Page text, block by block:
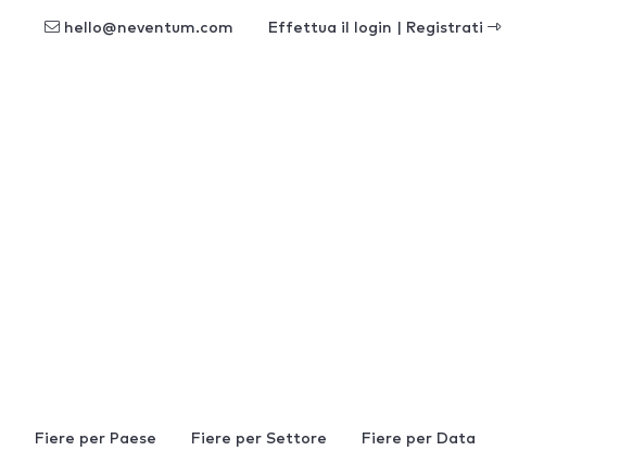
hello@neventum.com Effettua il login | Registrati
Fiere per Paese Fiere per Settore Fiere per Data